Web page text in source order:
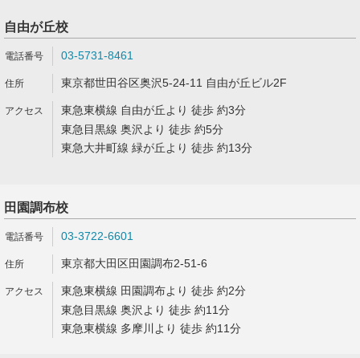
自由が丘校
03-5731-8461
東京都世田谷区奥沢5-24-11 自由が丘ビル2F
東急東横線 自由が丘より 徒歩 約3分
東急目黒線 奥沢より 徒歩 約5分
東急大井町線 緑が丘より 徒歩 約13分
田園調布校
03-3722-6601
東京都大田区田園調布2-51-6
東急東横線 田園調布より 徒歩 約2分
東急目黒線 奥沢より 徒歩 約11分
東急東横線 多摩川より 徒歩 約11分